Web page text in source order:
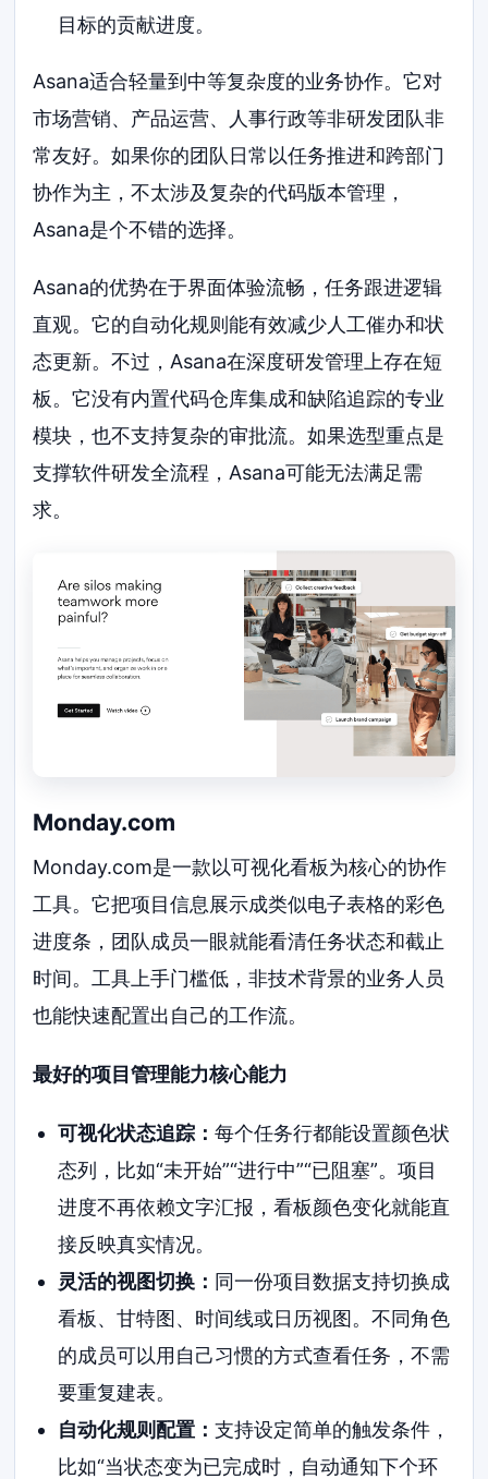
目标的贡献进度。
Asana适合轻量到中等复杂度的业务协作。它对
市场营销、产品运营、人事行政等非研发团队非
常友好。如果你的团队日常以任务推进和跨部门
协作为主，不太涉及复杂的代码版本管理，
Asana是个不错的选择。
Asana的优势在于界面体验流畅，任务跟进逻辑
直观。它的自动化规则能有效减少人工催办和状
态更新。不过，Asana在深度研发管理上存在短
板。它没有内置代码仓库集成和缺陷追踪的专业
模块，也不支持复杂的审批流。如果选型重点是
支撑软件研发全流程，Asana可能无法满足需
求。
Monday.com
Monday.com是一款以可视化看板为核心的协作
工具。它把项目信息展示成类似电子表格的彩色
进度条，团队成员一眼就能看清任务状态和截止
时间。工具上手门槛低，非技术背景的业务人员
也能快速配置出自己的工作流。
最好的项目管理能力核心能力
可视化状态追踪： 每个任务行都能设置颜色状
态列，比如“未开始”“进行中”“已阻塞”。项目
进度不再依赖文字汇报，看板颜色变化就能直
接反映真实情况。
灵活的视图切换： 同一份项目数据支持切换成
看板、甘特图、时间线或日历视图。不同角色
的成员可以用自己习惯的方式查看任务，不需
要重复建表。
自动化规则配置： 支持设定简单的触发条件，
比如“当状态变为已完成时，自动通知下个环